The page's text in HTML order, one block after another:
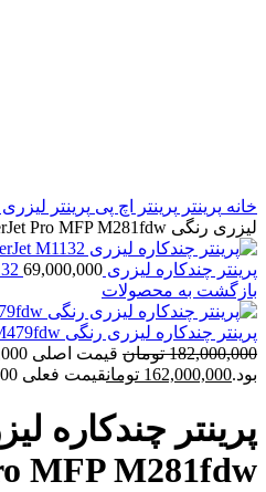
خانه پرینتر پرینتر اچ پی پرینتر لیزری
لیزری رنگی HP LaserJet Pro MFP M281fdw
پرینتر چندکاره لیزری HP LaserJet M1132 69,000,000
بازگشت به محصولات
پرینتر چندکاره لیزری رنگی HP LaserJet Pro MFP M479fdw
182,000,000 تومان
بود.162,000,000 تومانقیمت فعلی 162,000,000 تومان است.
MFP M281fdw